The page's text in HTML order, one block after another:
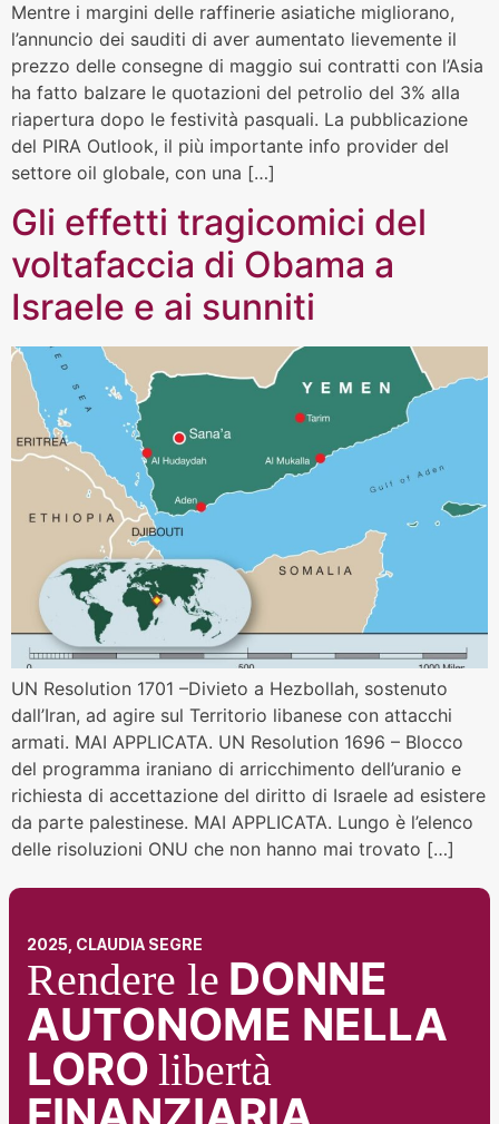
Mentre i margini delle raffinerie asiatiche migliorano,
l’annuncio dei sauditi di aver aumentato lievemente il
prezzo delle consegne di maggio sui contratti con l’Asia
ha fatto balzare le quotazioni del petrolio del 3% alla
riapertura dopo le festività pasquali. La pubblicazione
del PIRA Outlook, il più importante info provider del
settore oil globale, con una […]
Gli effetti tragicomici del
voltafaccia di Obama a
Israele e ai sunniti
UN Resolution 1701 –Divieto a Hezbollah, sostenuto
dall’Iran, ad agire sul Territorio libanese con attacchi
armati. MAI APPLICATA. UN Resolution 1696 – Blocco
del programma iraniano di arricchimento dell’uranio e
richiesta di accettazione del diritto di Israele ad esistere
da parte palestinese. MAI APPLICATA. Lungo è l’elenco
delle risoluzioni ONU che non hanno mai trovato […]
2025, CLAUDIA SEGRE
Rendere le DONNE
AUTONOME NELLA
LORO libertà